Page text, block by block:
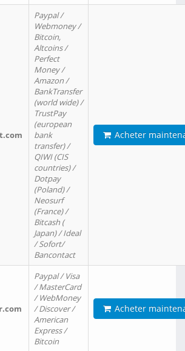
Paypal /
Webmoney /
Bitcoin,
Altcoins /
Perfect
Money /
Amazon /
BankTransfer
(world wide) /
TrustPay
(european
bank
transfer) /
QIWI (CIS
countries) /
Dotpay
(Poland) /
Neosurf
(France) /
Bitcash (
Japan) / Ideal
/ Sofort/
Bancontact
Acheter
Paypal / Visa
/ MasterCard
/ WebMoney
/ Discover /
American
Express /
Bitcoin
Acheter